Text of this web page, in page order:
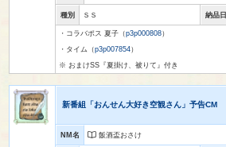
種別 ＳＳ 納品日
・コラバポス 夏子（p3p000808）
・タイム（p3p007854）
※ おまけSS『夏掛け、被りて』付き
新番組「おんせん大好き空観さん」予告CM
NM名 飯酒盃おさけ